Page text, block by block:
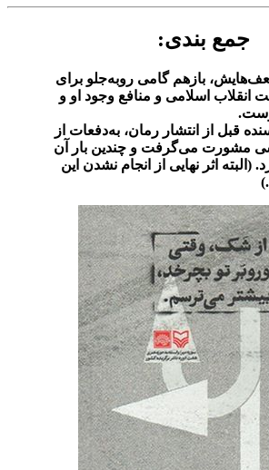
جمع بندی:
ضعف‌هایش، بازهم گامی روبه‌جلو برای
انقلاب اسلامی و منافع وجود او و
قبل از انتشار رمان، به‌دفعات از
مشورت می‌گرفت و چندین بار آن
(البته اثر نهایی از انجام نشدن این